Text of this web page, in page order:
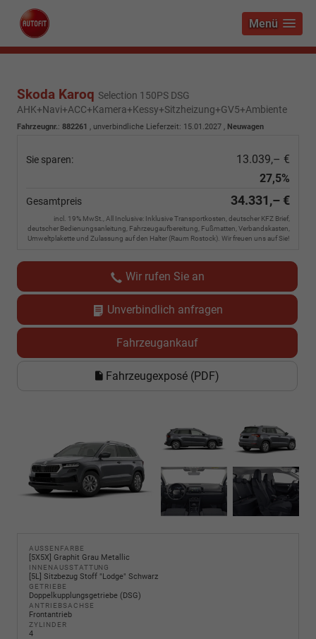
Menü
Skoda Karoq Selection 150PS DSG
AHK+Navi+ACC+Kamera+Kessy+Sitzheizung+GV5+Ambiente
Fahrzeugnr.: 882261 , unverbindliche Lieferzeit: 15.01.2027 , Neuwagen
Sie sparen:
13.039,– €
27,5%
Gesamtpreis 34.331,– €
incl. 19% MwSt., All Inclusive: Inklusive Transportkosten, deutscher KFZ Brief,
deutscher Bedienungsanleitung, Fahrzeugaufbereitung, Fußmatten, Verbandskasten,
Umweltplakette und Zulassung auf den Halter (Raum Rostock). Wir freuen uns auf Sie!
Wir rufen Sie an
Unverbindlich anfragen
Fahrzeugankauf
Fahrzeugexposé (PDF)
AUSSENFARBE
[5X5X] Graphit Grau Metallic
INNENAUSSTATTUNG
[5L] Sitzbezug Stoff "Lodge" Schwarz
GETRIEBE
Doppelkupplungsgetriebe (DSG)
ANTRIEBSACHSE
Frontantrieb
ZYLINDER
4